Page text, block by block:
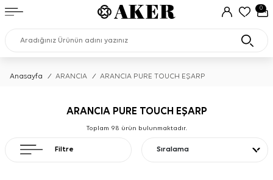
0
Anasayfa / ARANCIA / ARANCIA PURE TOUCH EŞARP
Filtre
ARANCIA PURE TOUCH EŞARP
Toplam 98 ürün bulunmaktadır.
Sıralama